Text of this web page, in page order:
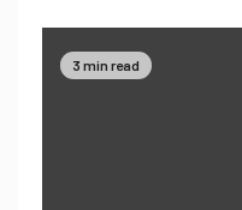
3 min read